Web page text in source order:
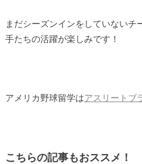
まだシーズンインをしていないチ
手たちの活躍が楽しみです！
アメリカ野球留学はアスリートブ
こちらの記事もおススメ！